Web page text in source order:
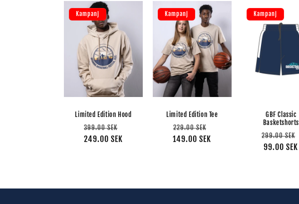
Kampanj
Limited Edition Hood
Ordinarie
pris
399.00 SEK
Försäljningspris
249.00 SEK
Kampanj
Limited Edition Tee
Ordinarie
pris
229.00 SEK
Försäljningspris
149.00 SEK
Kampanj
GBF Classic
Basketshorts
Ordinarie
pris
299.00 SEK
99.00 SEK